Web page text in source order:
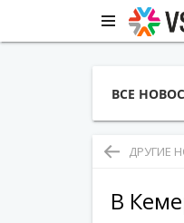
ВСЕ
ДРУГИЕ
В